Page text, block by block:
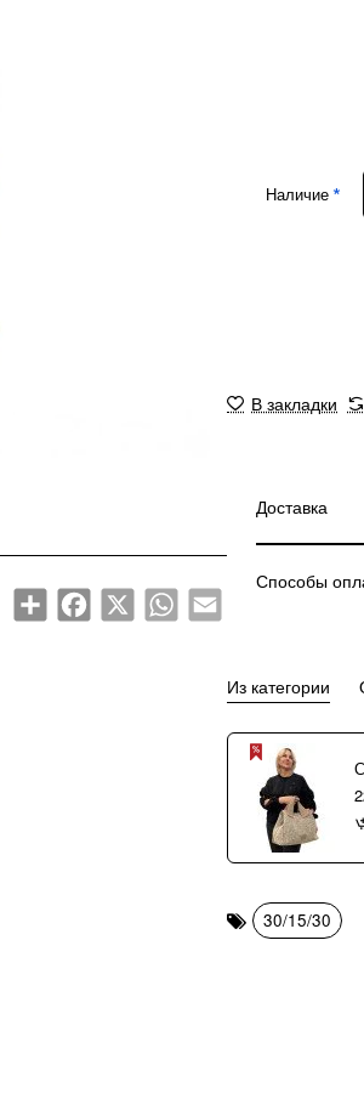
ShareFacebook
X WhatsAppEmail
Наличие
В закладки
Доставка
Способы
Из категории
30/15/30